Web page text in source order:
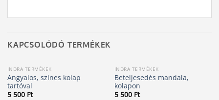
KAPCSOLÓDÓ TERMÉKEK
INDRA TERMÉKEK
Angyalos, színes kolap
tartóval
5 500 Ft
INDRA TERMÉKEK
Beteljesedés mandala,
kolapon
5 500 Ft